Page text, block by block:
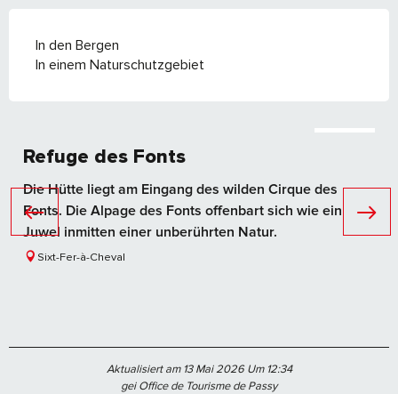
In den Bergen
In einem Naturschutzgebiet
Refuge des Fonts
Die Hütte liegt am Eingang des wilden Cirque des
Fonts. Die Alpage des Fonts offenbart sich wie ein
Juwel inmitten einer unberührten Natur.
Sixt-Fer-à-Cheval
Aktualisiert am 13 Mai 2026 Um 12:34
gei Office de Tourisme de Passy